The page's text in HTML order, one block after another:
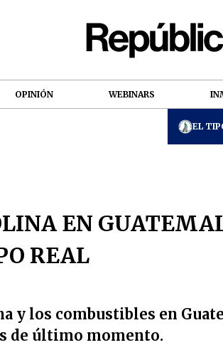
OPINIÓN WEBINARS
EL
EN
REAL
y los combustibles en
de último momento.